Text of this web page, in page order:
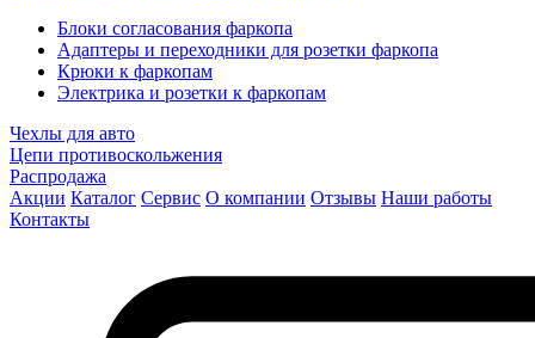
Блоки согласования фаркопа
Адаптеры и переходники для розетки фаркопа
Крюки к фаркопам
Электрика и розетки к фаркопам
Чехлы для авто
Цепи противоскольжения
Распродажа
Акции Каталог Сервис О компании Отзывы Наши работы
Контакты